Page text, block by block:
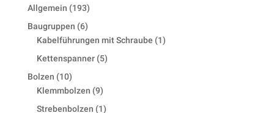
Allgemein 193193
products
Baugruppen 66
products
Kabelführungen mit Schraube 11
Kettenspanner 55
Bolzen 1010
products
Klemmbolzen 99
products
Strebenbolzen 11